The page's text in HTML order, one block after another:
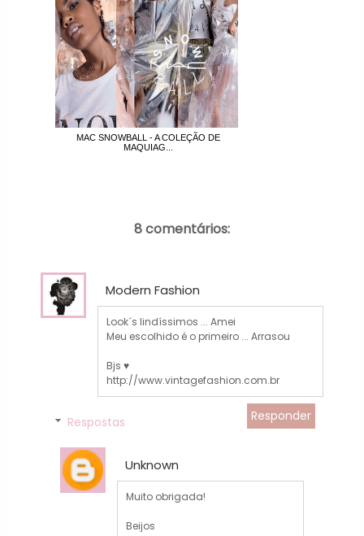
MAC SNOWBALL - A COLEÇÃO DE
MAQUIAG...
8 comentários:
Modern Fashion
Look´s lindíssimos ... Amei
Meu escolhido é o primeiro ... Arrasou
Bjs ♥
http://www.vintagefashion.com.br
Responder
Respostas
Unknown
Muito obrigada!
Beijos